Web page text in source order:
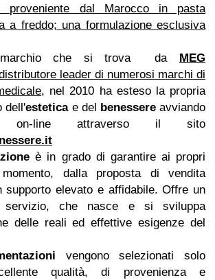
proveniente dal Marocco in pasta
a freddo; una formulazione esclusiva
che si trova da
MEG
leader di numerosi marchi di
, nel 2010 ha esteso la propria
dell'esteticae del benessereavviando
on-line attraverso il sito
è in grado di garantire ai propri
dalla proposta di vendita
supporto elevato e affidabile. Offre un
che nasce e si sviluppa
delle reali ed effettive esigenze del
vengono selezionati solo
qualità, di provenienza e